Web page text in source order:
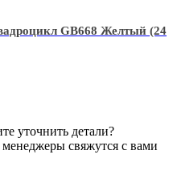
GB668 Желтый (24
уточнить детали?
свяжутся с вами